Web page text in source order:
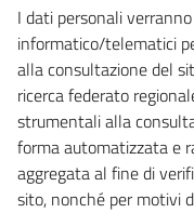
I dati personali
informatico/telematici
alla consultazione del
ricerca federato
strumentali alla
forma automatizzata e
aggregata al fine di
sito, nonché per motivi